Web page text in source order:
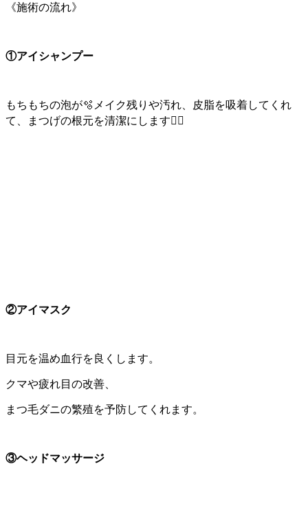
《施術の流れ》
①アイシャンプー
もちもちの泡が🫧メイク残りや汚れ、皮脂を吸着してくれ
て、まつげの根元を清潔にします🙆‍♀️
②アイマスク
目元を温め血行を良くします。
クマや疲れ目の改善、
まつ毛ダニの繁殖を予防してくれます。
③ヘッドマッサージ